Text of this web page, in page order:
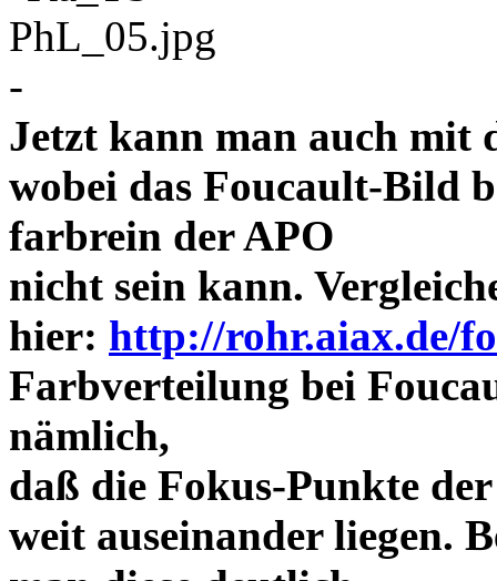
-
Jetzt kann man auch mit
wobei das Foucault-Bild
farbrein der APO
nicht sein kann.
hier: http://rohr.aiax.de/
Farbverteilung bei
nämlich,
daß die Fokus-Punkte
weit auseinander liegen.